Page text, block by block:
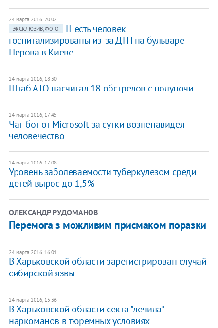
24 марта 2016, 20:02
ЭКСКЛЮЗИВ, ФОТО
Шесть человек
госпитализированы из-за ДТП на бульваре
Перова в Киеве
24 марта 2016, 18:30
Штаб АТО насчитал 18 обстрелов с полуночи
24 марта 2016, 17:45
Чат-бот от Microsoft за сутки возненавидел
человечество
24 марта 2016, 17:08
Уровень заболеваемости туберкулезом среди
детей вырос до 1,5%
ОЛЕКСАНДР РУДОМАНОВ
Перемога з можливим присмаком поразки
24 марта 2016, 16:01
В Харьковской области зарегистрирован случай
сибирской язвы
24 марта 2016, 15:36
В Харьковской области секта "лечила"
наркоманов в тюремных условиях